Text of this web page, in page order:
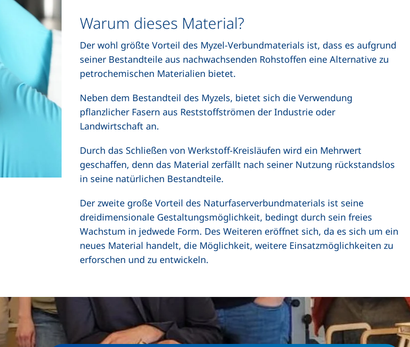
Warum dieses Material?
Der wohl größte Vorteil des Myzel-Verbundmaterials ist, dass es aufgrund
seiner Bestandteile aus nachwachsenden Rohstoffen eine Alternative zu
petrochemischen Materialien bietet.
Neben dem Bestandteil des Myzels, bietet sich die Verwendung
pflanzlicher Fasern aus Reststoffströmen der Industrie oder
Landwirtschaft an.
Durch das Schließen von Werkstoff-Kreisläufen wird ein Mehrwert
geschaffen, denn das Material zerfällt nach seiner Nutzung rückstandslos
in seine natürlichen Bestandteile.
Der zweite große Vorteil des Naturfaserverbundmaterials ist seine
dreidimensionale Gestaltungsmöglichkeit, bedingt durch sein freies
Wachstum in jedwede Form. Des Weiteren eröffnet sich, da es sich um ein
neues Material handelt, die Möglichkeit, weitere Einsatzmöglichkeiten zu
erforschen und zu entwickeln.